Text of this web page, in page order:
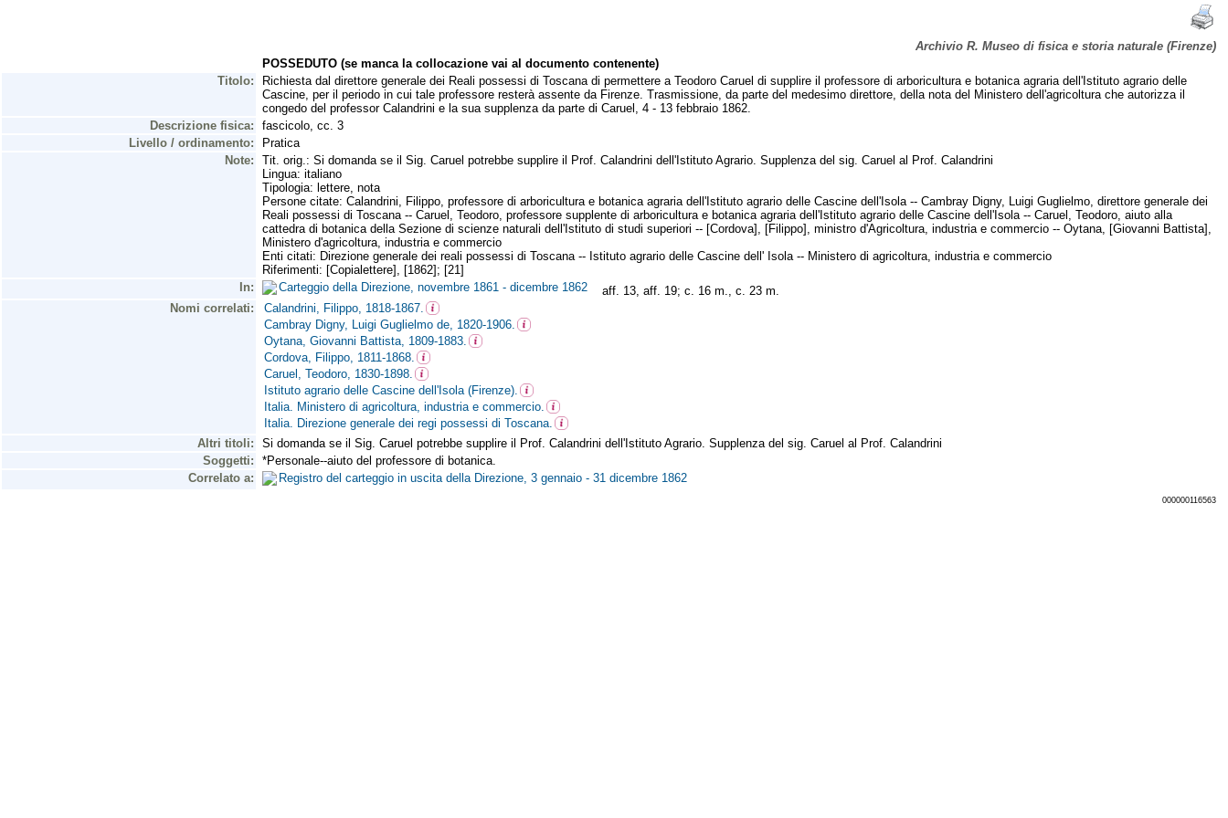
Archivio R. Museo di fisica e storia naturale (Firenze)
POSSEDUTO (se manca la collocazione vai al documento contenente)
Titolo:
Richiesta dal direttore generale dei Reali possessi di Toscana di permettere a Teodoro Caruel di supplire il professore di arboricultura e botanica agraria dell'Istituto agrario delle
Cascine, per il periodo in cui tale professore resterà assente da Firenze. Trasmissione, da parte del medesimo direttore, della nota del Ministero dell'agricoltura che autorizza il
congedo del professor Calandrini e la sua supplenza da parte di Caruel, 4 - 13 febbraio 1862.
Descrizione fisica:
fascicolo, cc. 3
Livello / ordinamento:
Pratica
Note:
Tit. orig.: Si domanda se il Sig. Caruel potrebbe supplire il Prof. Calandrini dell'Istituto Agrario. Supplenza del sig. Caruel al Prof. Calandrini
Lingua: italiano
Tipologia: lettere, nota
Persone citate: Calandrini, Filippo, professore di arboricultura e botanica agraria dell'Istituto agrario delle Cascine dell'Isola -- Cambray Digny, Luigi Guglielmo, direttore generale dei
Reali possessi di Toscana -- Caruel, Teodoro, professore supplente di arboricultura e botanica agraria dell'Istituto agrario delle Cascine dell'Isola -- Caruel, Teodoro, aiuto alla
cattedra di botanica della Sezione di scienze naturali dell'Istituto di studi superiori -- [Cordova], [Filippo], ministro d'Agricoltura, industria e commercio -- Oytana, [Giovanni Battista],
Ministero d'agricoltura, industria e commercio
Enti citati: Direzione generale dei reali possessi di Toscana -- Istituto agrario delle Cascine dell' Isola -- Ministero di agricoltura, industria e commercio
Riferimenti: [Copialettere], [1862]; [21]
In:
Carteggio della Direzione, novembre 1861 - dicembre 1862
aff. 13, aff. 19; c. 16 m., c. 23 m.
Nomi correlati:
Calandrini, Filippo, 1818-1867.
Cambray Digny, Luigi Guglielmo de, 1820-1906.
Oytana, Giovanni Battista, 1809-1883.
Cordova, Filippo, 1811-1868.
Caruel, Teodoro, 1830-1898.
Istituto agrario delle Cascine dell'Isola (Firenze).
Italia. Ministero di agricoltura, industria e commercio.
Italia. Direzione generale dei regi possessi di Toscana.
Altri titoli:
Si domanda se il Sig. Caruel potrebbe supplire il Prof. Calandrini dell'Istituto Agrario. Supplenza del sig. Caruel al Prof. Calandrini
Soggetti:
*Personale--aiuto del professore di botanica.
Correlato a:
Registro del carteggio in uscita della Direzione, 3 gennaio - 31 dicembre 1862
000000116563